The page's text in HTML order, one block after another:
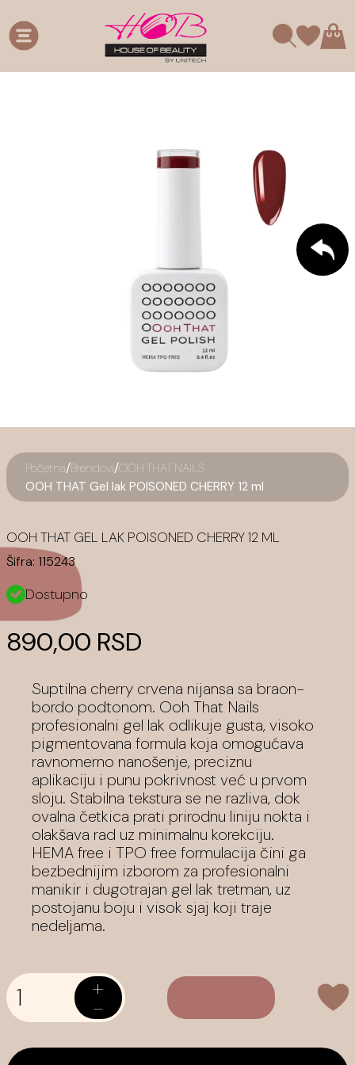
Početna/Brendovi/OOH THAT NAILS
OOH THAT Gel lak POISONED CHERRY 12 ml
OOH THAT GEL LAK POISONED CHERRY 12 ML
Šifra: 115243
Dostupno
890,00 RSD
Suptilna cherry crvena nijansa sa braon-
bordo podtonom. Ooh That Nails
profesionalni gel lak odlikuje gusta, visoko
pigmentovana formula koja omogućava
ravnomerno nanošenje, preciznu
aplikaciju i punu pokrivnost već u prvom
sloju. Stabilna tekstura se ne razliva, dok
ovalna četkica prati prirodnu liniju nokta i
olakšava rad uz minimalnu korekciju.
HEMA free i TPO free formulacija čini ga
bezbednijim izborom za profesionalni
manikir i dugotrajan gel lak tretman, uz
postojanu boju i visok sjaj koji traje
nedeljama.
+
-